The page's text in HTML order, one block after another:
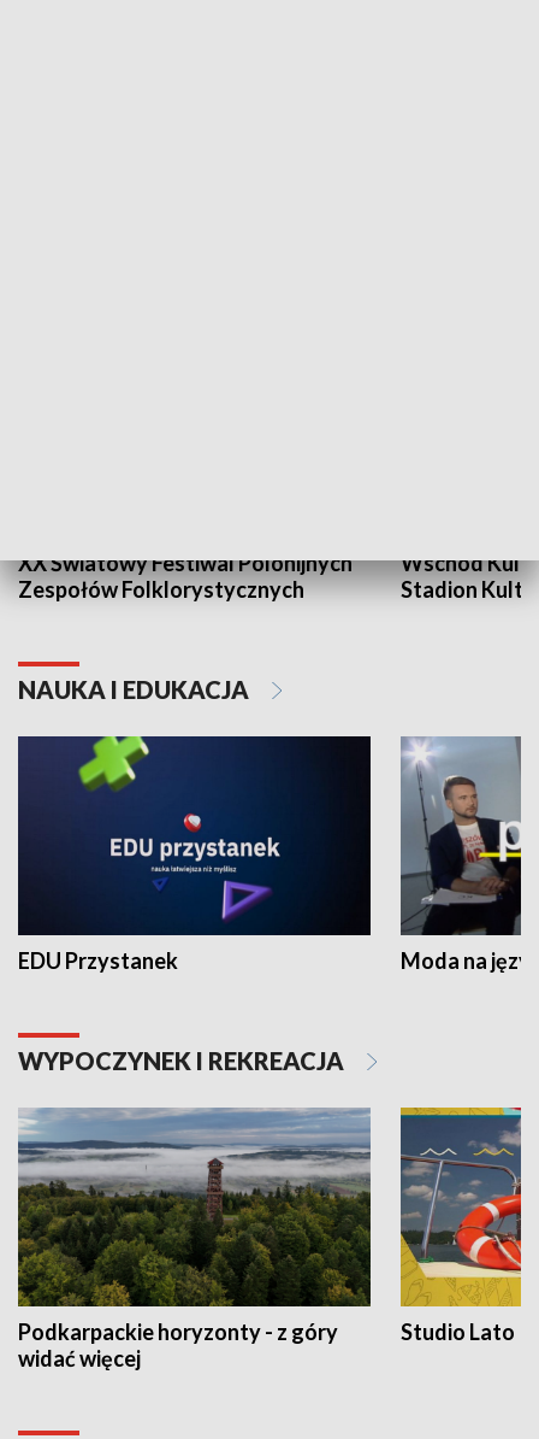
XX Światowy Festiwal Polonijnych
Zespołów Folklorystycznych
Wschód
Stadion
NAUKA I EDUKACJA
EDU Przystanek Moda na
WYPOCZYNEK I REKREACJA
Podkarpackie horyzonty - z góry
widać więcej
Studio Lato